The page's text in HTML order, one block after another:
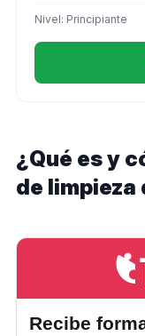
Nivel: Principiante
¿Qué es y
de
Recibe